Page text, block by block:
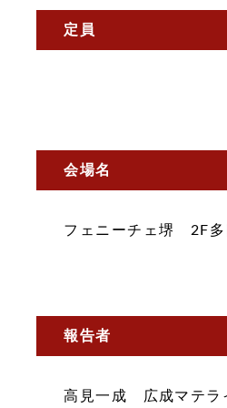
定員
会場名
フェニーチェ堺 2F多
報告者
高見一成 広成マテ